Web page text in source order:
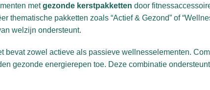
metgezonde kerstpakketten door
thematische pakketten zoals “Actief & Gezond” of
welzijn ondersteunt.
bevat zowel actieve als passieve wellnesselementen.
gezonde energierepen toe. Deze combinatie